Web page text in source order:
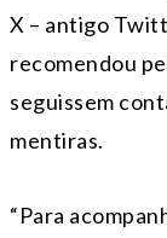
X – antigo
recomendou
seguissem
mentiras.
“Para